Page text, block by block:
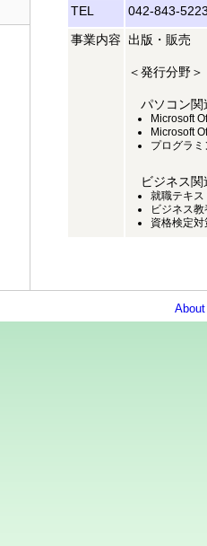
TEL
042-843-
事業内容 出版・販売
＜発行分野＞
パソコン関
Microsoft
Microsoft
プログラ
ビジネス関
就職テキス
ビジネス教
資格検定対